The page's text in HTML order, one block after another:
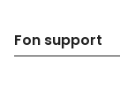
Fon support